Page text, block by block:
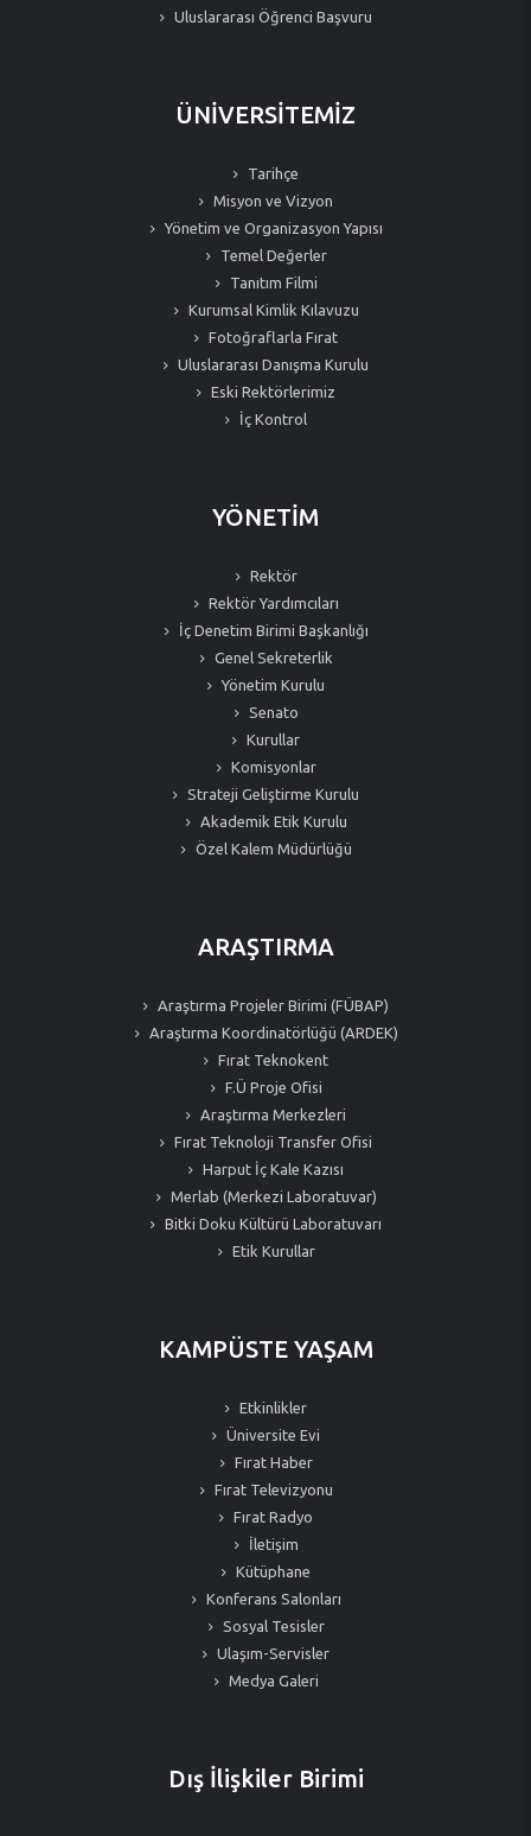
Uluslararası Öğrenci Başvuru
ÜNİVERSİTEMİZ
Tarihçe
Misyon ve Vizyon
Yönetim ve Organizasyon Yapısı
Temel Değerler
Tanıtım Filmi
Kurumsal Kimlik Kılavuzu
Fotoğraflarla Fırat
Uluslararası Danışma Kurulu
Eski Rektörlerimiz
İç Kontrol
YÖNETİM
Rektör
Rektör Yardımcıları
İç Denetim Birimi Başkanlığı
Genel Sekreterlik
Yönetim Kurulu
Senato
Kurullar
Komisyonlar
Strateji Geliştirme Kurulu
Akademik Etik Kurulu
Özel Kalem Müdürlüğü
ARAŞTIRMA
Araştırma Projeler Birimi (FÜBAP)
Araştırma Koordinatörlüğü (ARDEK)
Fırat Teknokent
F.Ü Proje Ofisi
Araştırma Merkezleri
Fırat Teknoloji Transfer Ofisi
Harput İç Kale Kazısı
Merlab (Merkezi Laboratuvar)
Bitki Doku Kültürü Laboratuvarı
Etik Kurullar
KAMPÜSTE YAŞAM
Etkinlikler
Üniversite Evi
Fırat Haber
Fırat Televizyonu
Fırat Radyo
İletişim
Kütüphane
Konferans Salonları
Sosyal Tesisler
Ulaşım-Servisler
Medya Galeri
Dış İlişkiler Birimi